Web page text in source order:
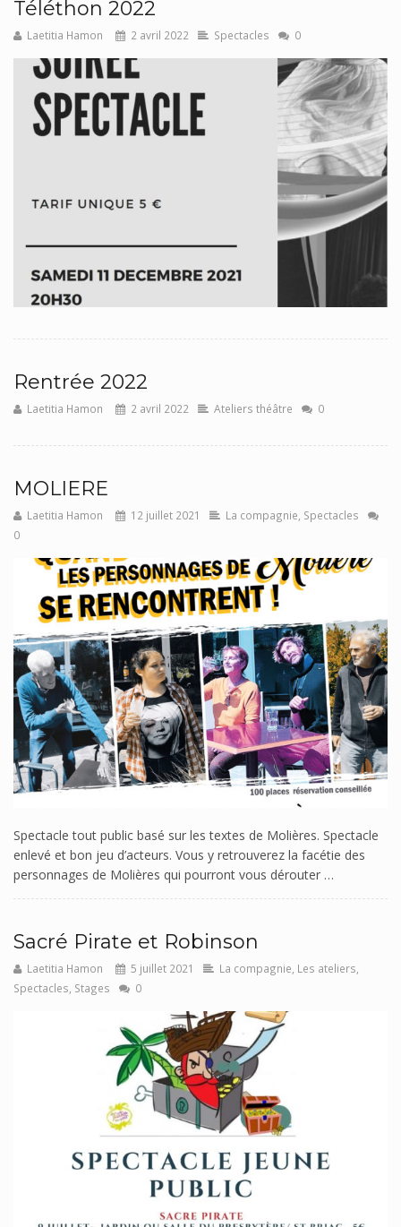
Téléthon 2022
Laetitia Hamon 2 avril 2022 Spectacles 0
Rentrée 2022
Laetitia Hamon 2 avril 2022 Ateliers théâtre 0
MOLIERE
Laetitia Hamon 12 juillet 2021 La compagnie, Spectacles
0
Spectacle tout public basé sur les textes de Molières. Spectacle
enlevé et bon jeu d’acteurs. Vous y retrouverez la facétie des
personnages de Molières qui pourront vous dérouter …
Sacré Pirate et Robinson
Laetitia Hamon 5 juillet 2021 La compagnie Les ateliers
Spectacles Stages 0